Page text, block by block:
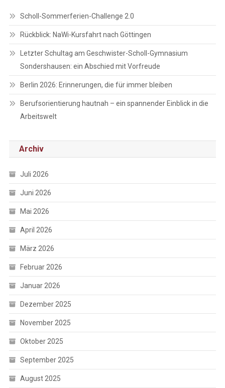
Scholl-Sommerferien-Challenge 2.0
Rückblick: NaWi-Kursfahrt nach Göttingen
Letzter Schultag am Geschwister-Scholl-Gymnasium
Sondershausen: ein Abschied mit Vorfreude
Berlin 2026: Erinnerungen, die für immer bleiben
Berufsorientierung hautnah – ein spannender Einblick in die
Arbeitswelt
Archiv
Juli 2026
Juni 2026
Mai 2026
April 2026
März 2026
Februar 2026
Januar 2026
Dezember 2025
November 2025
Oktober 2025
September 2025
August 2025